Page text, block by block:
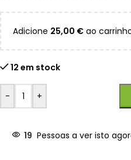
Adicione 25,00 € ao
12 em stock
- +
19 Pessoas a ver isto